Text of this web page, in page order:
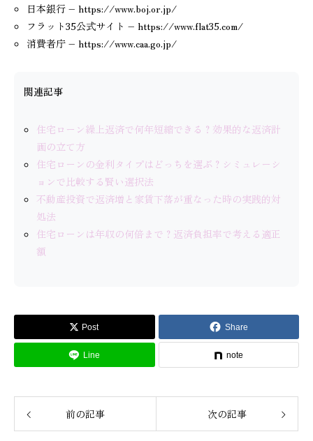
日本銀行 – https://www.boj.or.jp/
フラット35公式サイト – https://www.flat35.com/
消費者庁 – https://www.caa.go.jp/
関連記事
住宅ローン繰上返済で何年短縮できる？効果的な返済計
画の立て方
住宅ローンの金利タイプはどっちを選ぶ？シミュレーシ
ョンで比較する賢い選択法
不動産投資で返済増と家賃下落が重なった時の実践的対
処法
住宅ローンは年収の何倍まで？返済負担率で考える適正
額
Post Share
Line note
前の記事 次の記事